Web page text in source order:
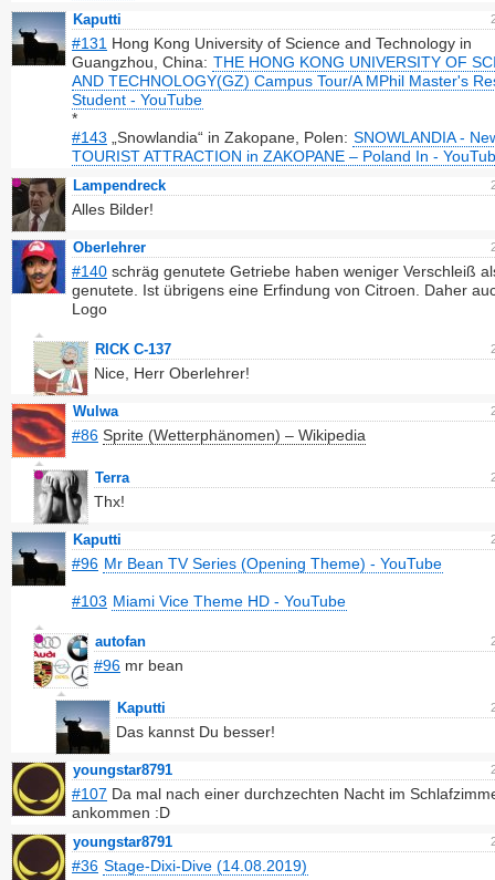
Kaputti
#131 Hong Kong University of Science and Technology in
Guangzhou, China: THE HONG KONG UNIVERSITY OF
AND TECHNOLOGY(GZ) Campus Tour/A MPhil Master's
Student - YouTube
*
#143 „Snowlandia“ in Zakopane, Polen: SNOWLANDIA -
TOURIST ATTRACTION in ZAKOPANE – Poland In -
Lampendreck
Alles Bilder!
Oberlehrer
#140 schräg genutete Getriebe haben weniger Verschleiß
genutete. Ist übrigens eine Erfindung von Citroen. Daher
Logo
RICK C-137
Nice, Herr Oberlehrer!
Wulwa
#86 Sprite (Wetterphänomen) – Wikipedia
Terra
Thx!
Kaputti
#96 Mr Bean TV Series (Opening Theme) - YouTube
#103 Miami Vice Theme HD - YouTube
autofan
#96 mr bean
Kaputti
Das kannst Du besser!
youngstar8791
#107 Da mal nach einer durchzechten Nacht im
ankommen :D
youngstar8791
#36 Stage-Dixi-Dive (14.08.2019)